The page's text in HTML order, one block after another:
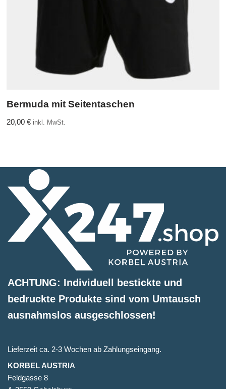
Bermuda mit Seitentaschen
20,00 € inkl. MwSt.
ACHTUNG: Individuell bestickte und
bedruckte Produkte sind vom Umtausch
ausnahmslos ausgeschlossen!
Lieferzeit ca. 2-3 Wochen ab Zahlungseingang.
KORBEL AUSTRIA
Feldgasse 8